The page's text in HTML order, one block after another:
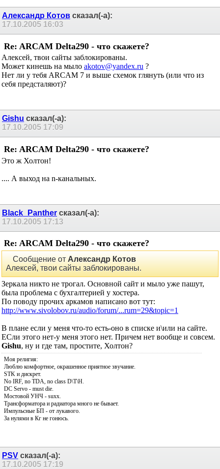
Александр Котов сказал(-а):
17.10.2005 16:03
Re: ARCAM Delta290 - что скажете?
Алексей, твои сайты заблокированы.
Может кинешь на мыло akotov@yandex.ru ?
Нет ли у тебя ARCAM 7 и выше схемок глянуть (или что из
себя предсталяют)?
Gishu сказал(-а):
17.10.2005 17:09
Re: ARCAM Delta290 - что скажете?
Это ж Холтон!
.... А выход на n-канальных.
Black_Panther сказал(-а):
17.10.2005 17:13
Re: ARCAM Delta290 - что скажете?
Сообщение от Александр Котов
Алексей, твои сайты заблокированы.
Зеркала никто не трогал. Основной сайт и мыло уже пашут,
была проблема с бухгалтерией у хостера.
По поводу прочих аркамов написано вот тут:
http://www.sivolobov.ru/audio/forum/...rum=29&topic=1
В плане если у меня что-то есть-оно в списке и\или на сайте.
ЕСли этого нет-у меня этого нет. Причем нет вообще и совсем.
Gishu, ну и где там, простите, Холтон?
Моя религия:
Люблю комфортное, окрашенное приятное звучание.
STK и дискрет.
No IRF, no TDA, no class D\T\H.
DC Servo - must die.
Мостовой УНЧ - suxx.
Трансформатора и радиатора много не бывает.
Импульсные БП - от лукавого.
За нулями в Кг не гонюсь.
PSV сказал(-а):
17.10.2005 17:19